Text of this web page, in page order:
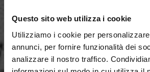
Questo sito web utilizza i cookie
Utilizziamo i cookie per
annunci, per fornire funzionalità dei
analizzare il nostro traffico.